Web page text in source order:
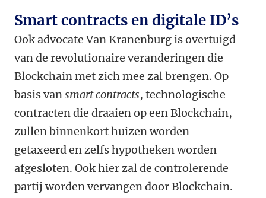
Smart contracts en digitale ID’s
Ook advocate Van Kranenburg is overtuigd
van de revolutionaire veranderingen die
Blockchain met zich mee zal brengen. Op
basis vansmart contracts, technologische
contracten die draaien op een Blockchain,
zullen binnenkort huizen worden
getaxeerd en zelfs hypotheken worden
afgesloten. Ook hier zal de controlerende
partij worden vervangen door Blockchain.